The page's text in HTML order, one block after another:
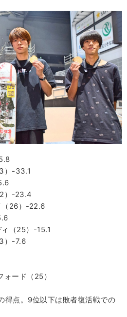
）-33.1
）-23.4
26）-22.6
（25）-15.1
）-7.6
ード（25）
得点。9位以下は敗者復活戦での